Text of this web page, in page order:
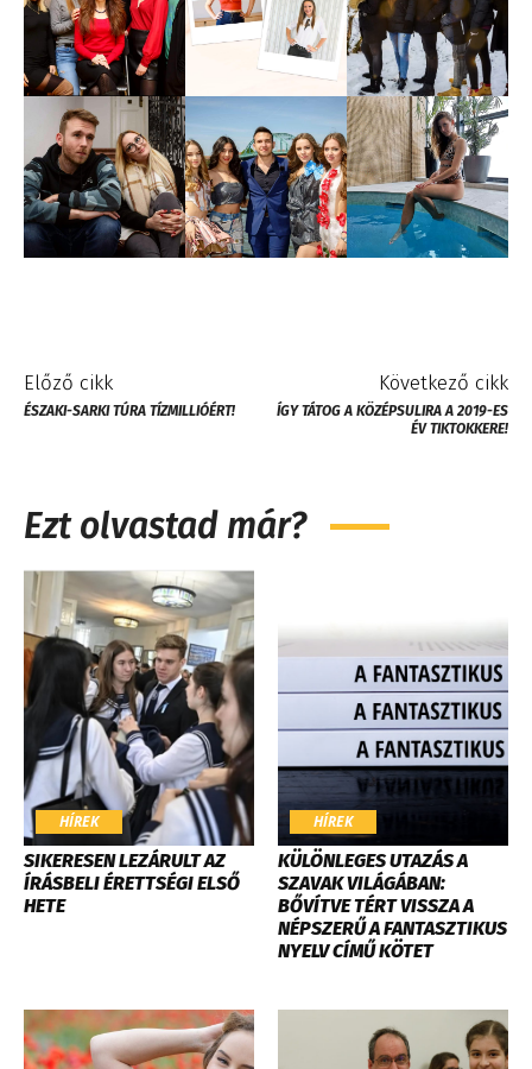
Előző cikk
ÉSZAKI-SARKI TÚRA TÍZMILLIÓÉRT!
Következő cikk
ÍGY TÁTOG A KÖZÉPSULIRA A 2019-ES
ÉV TIKTOKKERE!
Ezt olvastad már?
HÍREK
SIKERESEN LEZÁRULT AZ
ÍRÁSBELI ÉRETTSÉGI ELSŐ
HETE
HÍREK
KÜLÖNLEGES UTAZÁS A
SZAVAK VILÁGÁBAN:
BŐVÍTVE TÉRT VISSZA A
NÉPSZERŰ A FANTASZTIKUS
NYELV CÍMŰ KÖTET